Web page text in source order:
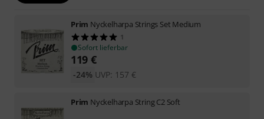
Prim Nyckelharpa Strings Set Medium
1
Sofort lieferbar
119 €
UVP: 157 €
-24%
Prim Nyckelharpa String C2 Soft